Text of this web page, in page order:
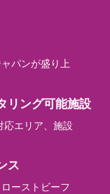
パンが盛り上
リング可能施設
エリア、施設
ス
ーストビーフ